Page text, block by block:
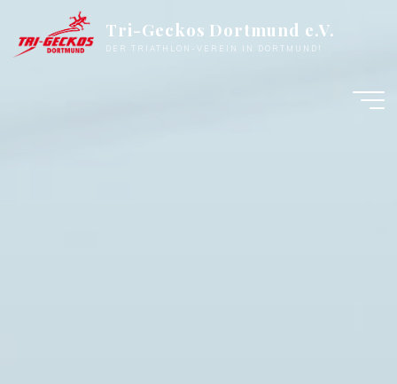
springen
Tri-Geckos Dortmund e.V.
DER TRIATHLON-VEREIN IN DORTMUND!